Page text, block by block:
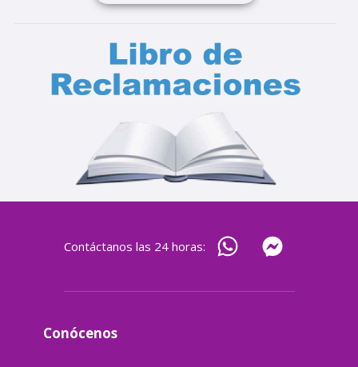
Contáctanos las 24 horas:
Conócenos